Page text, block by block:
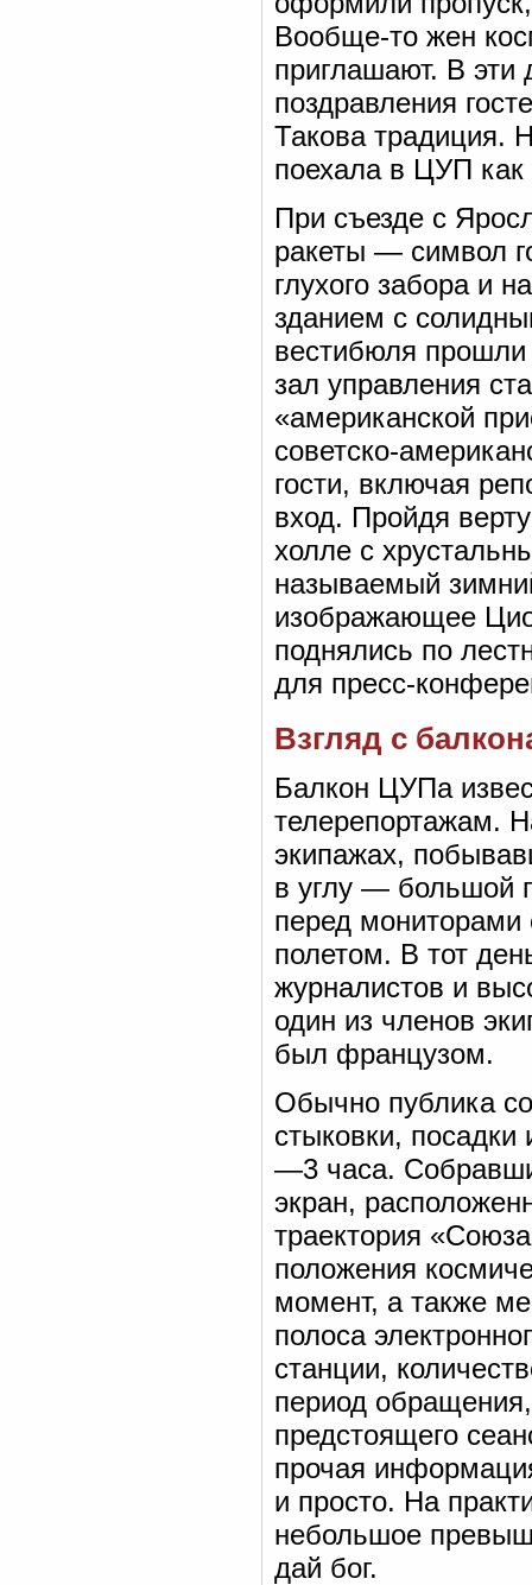
Вообще-то жен
приглашают. В
поздравления
Такова традиция.
поехала в ЦУП как
При съезде с
ракеты — символ
глухого забора и
зданием с
вестибюля
зал управления
«американской
советско-
гости, включая
вход. Пройдя
холле с
называемый
изображающее
поднялись по
для пресс-
Взгляд с
Балкон ЦУПа
телерепортажам.
экипажах,
в углу — большой
перед мониторами
полетом. В тот
журналистов и
один из членов
был французом.
Обычно публика
стыковки,
—3 часа.
экран,
траектория
положения
момент, а также
полоса
станции,
период
предстоящего
прочая
и просто. На
небольшое
дай бог.